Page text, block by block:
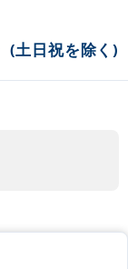
(土日祝を除く)